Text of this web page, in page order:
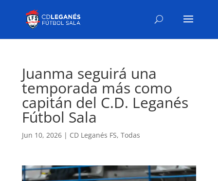
Juanma seguirá una
temporada más como
capitán del C.D. Leganés
Fútbol Sala
Jun 10, 2026| CD Leganés FS, Todas